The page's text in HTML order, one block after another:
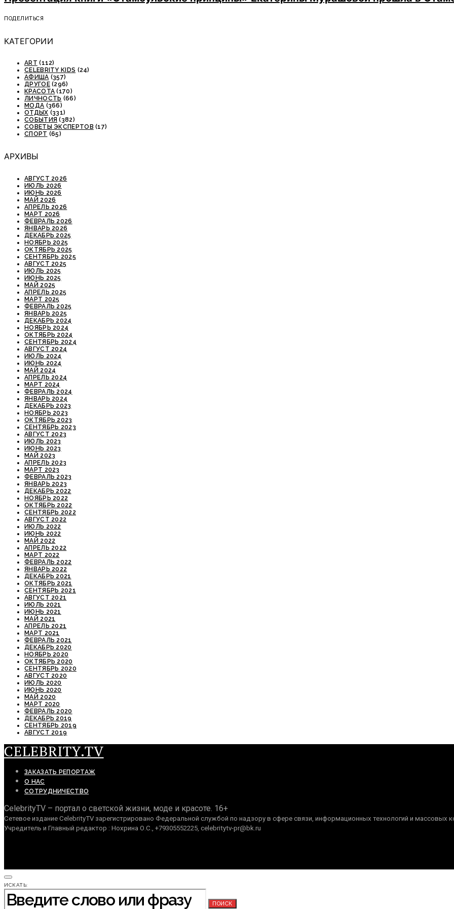
ПОДЕЛИТЬСЯ
КАТЕГОРИИ
ART (112)
CELEBRITY KIDS (24)
АФИША (357)
ДРУГОЕ(296)
КРАСОТА (170)
ЛИЧНОСТЬ (66)
МОДА (366)
ОТДЫХ (331)
СОБЫТИЯ (382)
СОВЕТЫ ЭКСПЕРТОВ (17)
СПОРТ (65)
АРХИВЫ
АВГУСТ 2026
ИЮЛЬ 2026
ИЮНЬ 2026
МАЙ 2026
АПРЕЛЬ 2026
МАРТ 2026
ФЕВРАЛЬ 2026
ЯНВАРЬ 2026
ДЕКАБРЬ 2025
НОЯБРЬ 2025
ОКТЯБРЬ 2025
СЕНТЯБРЬ 2025
АВГУСТ 2025
ИЮЛЬ 2025
ИЮНЬ 2025
МАЙ 2025
АПРЕЛЬ 2025
МАРТ 2025
ФЕВРАЛЬ 2025
ЯНВАРЬ 2025
ДЕКАБРЬ 2024
НОЯБРЬ 2024
ОКТЯБРЬ 2024
СЕНТЯБРЬ 2024
АВГУСТ 2024
ИЮЛЬ 2024
ИЮНЬ 2024
МАЙ 2024
АПРЕЛЬ 2024
МАРТ 2024
ФЕВРАЛЬ 2024
ЯНВАРЬ 2024
ДЕКАБРЬ 2023
НОЯБРЬ 2023
ОКТЯБРЬ 2023
СЕНТЯБРЬ 2023
АВГУСТ 2023
ИЮЛЬ 2023
ИЮНЬ 2023
МАЙ 2023
АПРЕЛЬ 2023
МАРТ 2023
ФЕВРАЛЬ 2023
ЯНВАРЬ 2023
ДЕКАБРЬ 2022
НОЯБРЬ 2022
ОКТЯБРЬ 2022
СЕНТЯБРЬ 2022
АВГУСТ 2022
ИЮЛЬ 2022
ИЮНЬ 2022
МАЙ 2022
АПРЕЛЬ 2022
МАРТ 2022
ФЕВРАЛЬ 2022
ЯНВАРЬ 2022
ДЕКАБРЬ 2021
ОКТЯБРЬ 2021
СЕНТЯБРЬ 2021
АВГУСТ 2021
ИЮЛЬ 2021
ИЮНЬ 2021
МАЙ 2021
АПРЕЛЬ 2021
МАРТ 2021
ФЕВРАЛЬ 2021
ДЕКАБРЬ 2020
НОЯБРЬ 2020
ОКТЯБРЬ 2020
СЕНТЯБРЬ 2020
АВГУСТ 2020
ИЮЛЬ 2020
ИЮНЬ 2020
МАЙ 2020
МАРТ 2020
ФЕВРАЛЬ 2020
ДЕКАБРЬ 2019
СЕНТЯБРЬ 2019
АВГУСТ 2019
CELEBRITY.TV
ЗАКАЗАТЬ РЕПОРТАЖ
О НАС
СОТРУДНИЧЕСТВО
CelebrityTV – портал о светской жизни, моде и красоте. 16+
Сетевое издание CelebrityTV зарегистрировано Федеральной службой по надзору в сфере связи, информационных технологий и массовых
Учредитель и Главный редактор : Нохрина О.С., +79305552225, celebritytv-pr@bk.ru
ИСКАТЬ:
ПОИСК